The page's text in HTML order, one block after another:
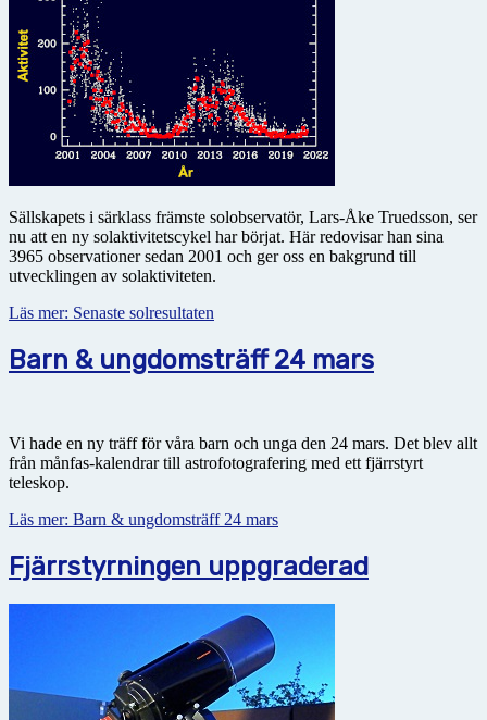
Sällskapets i särklass främste solobservatör, Lars-Åke Truedsson, ser
nu att en ny solaktivitetscykel har börjat. Här redovisar han sina
3965 observationer sedan 2001 och ger oss en bakgrund till
utvecklingen av solaktiviteten.
Läs mer: Senaste solresultaten
Barn & ungdomsträff 24 mars
Vi hade en ny träff för våra barn och unga den 24 mars. Det blev allt
från månfas-kalendrar till astrofotografering med ett fjärrstyrt
teleskop.
Läs mer: Barn & ungdomsträff 24 mars
Fjärrstyrningen uppgraderad